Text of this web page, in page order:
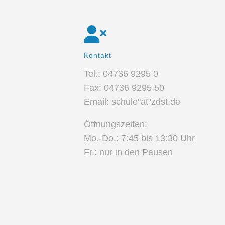
Kontakt
Tel.: 04736 9295 0
Fax: 04736 9295 50
Email: schule"at"zdst.de
Öffnungszeiten:
Mo.-Do.: 7:45 bis 13:30 Uhr
Fr.: nur in den Pausen